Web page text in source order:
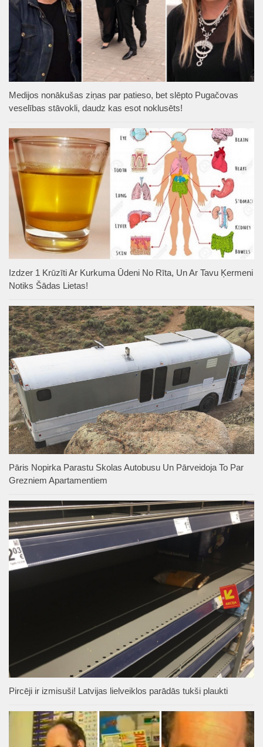
Medijos nonākušas ziņas par patieso, bet slēpto Pugačovas
veselības stāvokli, daudz kas esot noklusēts!
Izdzer 1 Krūzīti Ar Kurkuma Ūdeni No Rīta, Un Ar Tavu Ķermeni
Notiks Šādas Lietas!
Pāris Nopirka Parastu Skolas Autobusu Un Pārveidoja To Par
Grezniem Apartamentiem
Pircēji ir izmisuši! Latvijas lielveiklos parādās tukši plaukti